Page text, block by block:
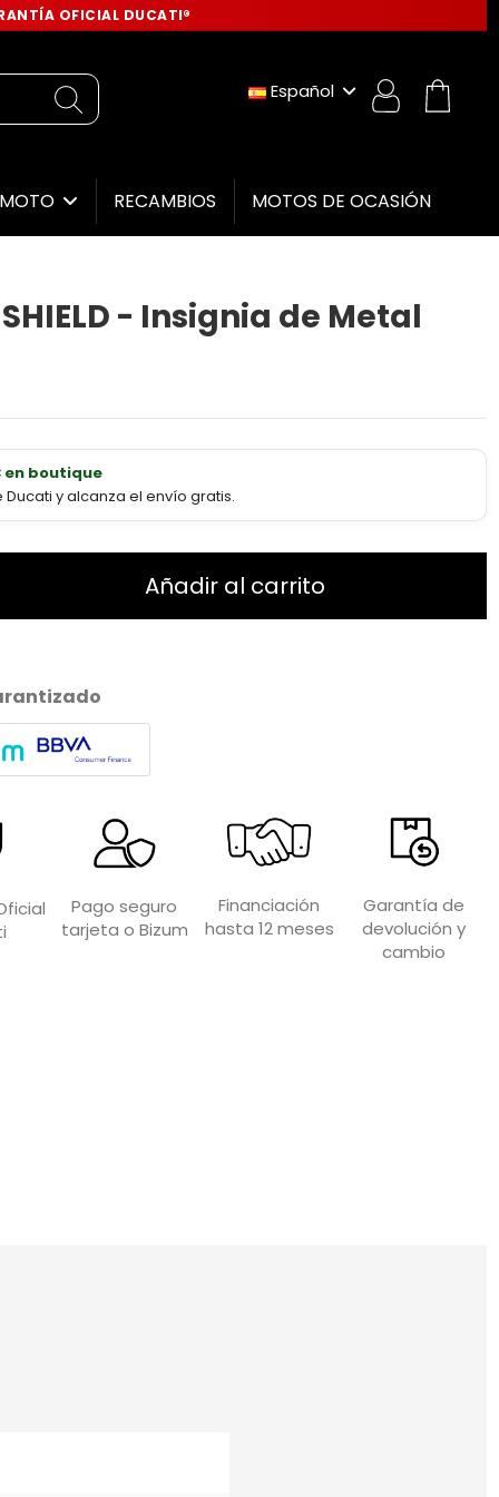
OFICIAL DUCATI®
Español
RECAMBIOS MOTOS DE OCASIÓN
SHIELD - Insignia de Metal
en boutique
y alcanza el envío gratis.
Añadir al carrito
Pago seguro
tarjeta o Bizum
Financiación
hasta 12 meses
Garantía de
devolución y
cambio